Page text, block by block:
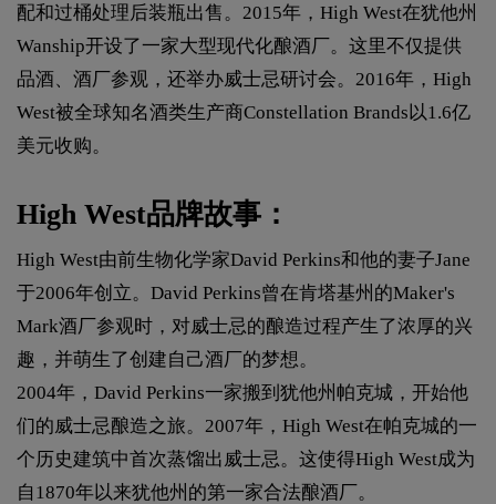
配和过桶处理后装瓶出售。2015年，High West在犹他州
Wanship开设了一家大型现代化酿酒厂。这里不仅提供
品酒、酒厂参观，还举办威士忌研讨会。2016年，High
West被全球知名酒类生产商Constellation Brands以1.6亿
美元收购。
High West品牌故事：
High West由前生物化学家David Perkins和他的妻子Jane
于2006年创立。David Perkins曾在肯塔基州的Maker's
Mark酒厂参观时，对威士忌的酿造过程产生了浓厚的兴
趣，并萌生了创建自己酒厂的梦想。
2004年，David Perkins一家搬到犹他州帕克城，开始他
们的威士忌酿造之旅。2007年，High West在帕克城的一
个历史建筑中首次蒸馏出威士忌。这使得High West成为
自1870年以来犹他州的第一家合法酿酒厂。